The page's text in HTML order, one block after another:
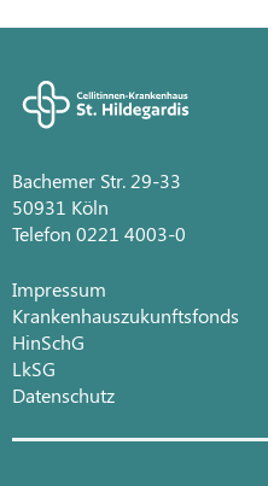
Bachemer Str. 29-33
50931 Köln
Telefon 0221 4003-0
Impressum
Krankenhauszukunftsfonds
HinSchG
LkSG
Datenschutz